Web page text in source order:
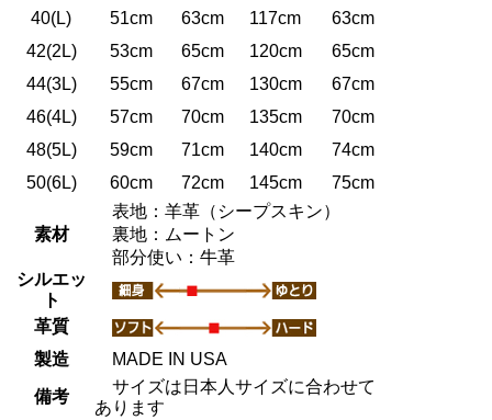
40(L)
51cm 63cm 117cm
63cm
42(2L)
53cm 65cm 120cm
65cm
44(3L)
55cm 67cm 130cm
67cm
46(4L)
57cm 70cm 135cm
70cm
48(5L)
59cm 71cm 140cm
74cm
50(6L)
60cm 72cm 145cm 75cm
素材
表地：羊革（シープスキン）
裏地：ムートン
部分使い：牛革
シルエッ
ト
革質
製造
MADE IN USA
備考
サイズは日本人サイズに合わせて
あります